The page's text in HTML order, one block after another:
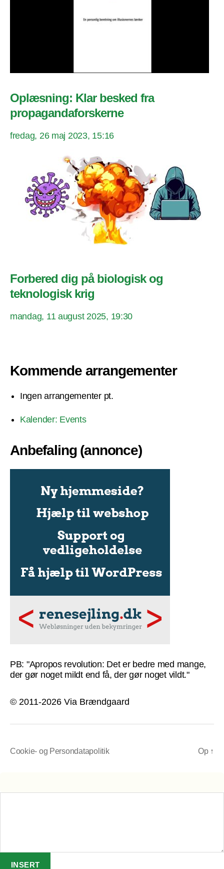
Oplæsning: Klar besked fra
propagandaforskerne
fredag, 26 maj 2023, 15:16
Forbered dig på biologisk og
teknologisk krig
mandag, 11 august 2025, 19:30
Kommende arrangementer
Ingen arrangementer pt.
Kalender: Events
Anbefaling (annonce)
PB: "Apropos revolution: Det er bedre med mange,
der gør noget mildt end få, der gør noget vildt."
© 2011-2026 Via Brændgaard
Cookie- og Persondatapolitik Op ↑
INSERT